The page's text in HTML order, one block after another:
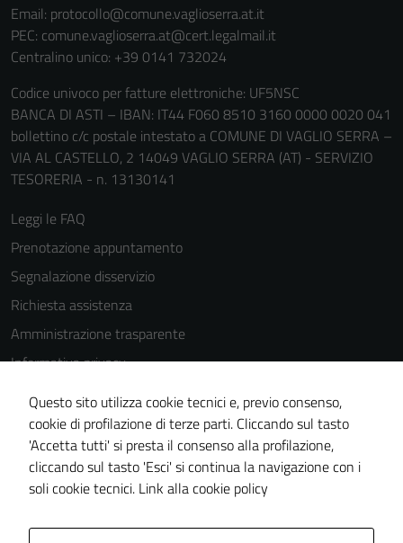
Email: protocollo@comune.vaglioserra.at.it
PEC: comune.vaglioserra.at@cert.legalmail.it
Centralino unico: +39 0141 732024
Codice univoco per fatture elettroniche: UF5NSC
BANCA DI ASTI – IBAN: IT44 F060 8510 3160 0000 0020 041
bollettino c/c postale intestato a COMUNE DI VAGLIO SERRA –
VIA AL CASTELLO, 2 14049 VAGLIO SERRA (AT) - SERVIZIO
TESORERIA - n. 13130141
Leggi le FAQ
Prenotazione appuntamento
Segnalazione disservizio
Richiesta assistenza
Amministrazione trasparente
Informativa privacy
Cookie Policy
Note legali
Dichiarazione di accessibilità
Piano di miglioramento del sito
Questo sito utilizza cookie tecnici e, previo consenso,
cookie di profilazione di terze parti. Cliccando sul tasto
'Accetta tutti' si presta il consenso alla profilazione,
cliccando sul tasto 'Esci' si continua la navigazione con i
soli cookie tecnici. Link alla cookie policy